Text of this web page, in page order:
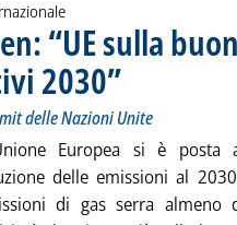
“UE sulla
2030”. Sottotitolo: Il
. Pubblicata giovedì
delle Nazioni Unite
Europea si è posta
delle emissioni al
di gas serra almeno